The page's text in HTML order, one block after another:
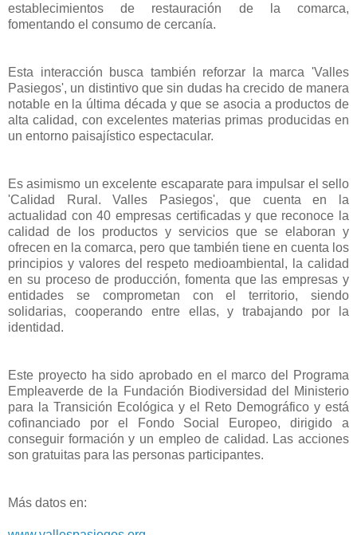
establecimientos de restauración de la comarca,
fomentando el consumo de cercanía.
Esta interacción busca también reforzar la marca 'Valles
Pasiegos', un distintivo que sin dudas ha crecido de manera
notable en la última década y que se asocia a productos de
alta calidad, con excelentes materias primas producidas en
un entorno paisajístico espectacular.
Es asimismo un excelente escaparate para impulsar el sello
'Calidad Rural. Valles Pasiegos', que cuenta en la
actualidad con 40 empresas certificadas y que reconoce la
calidad de los productos y servicios que se elaboran y
ofrecen en la comarca, pero que también tiene en cuenta los
principios y valores del respeto medioambiental, la calidad
en su proceso de producción, fomenta que las empresas y
entidades se comprometan con el territorio, siendo
solidarias, cooperando entre ellas, y trabajando por la
identidad.
Este proyecto ha sido aprobado en el marco del Programa
Empleaverde de la Fundación Biodiversidad del Ministerio
para la Transición Ecológica y el Reto Demográfico y está
cofinanciado por el Fondo Social Europeo, dirigido a
conseguir formación y un empleo de calidad. Las acciones
son gratuitas para las personas participantes.
Más datos en: